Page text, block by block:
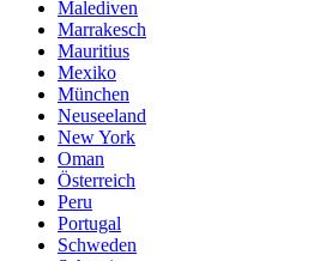
Malediven
Marrakesch
Mauritius
Mexiko
München
Neuseeland
New York
Oman
Österreich
Peru
Portugal
Schweden